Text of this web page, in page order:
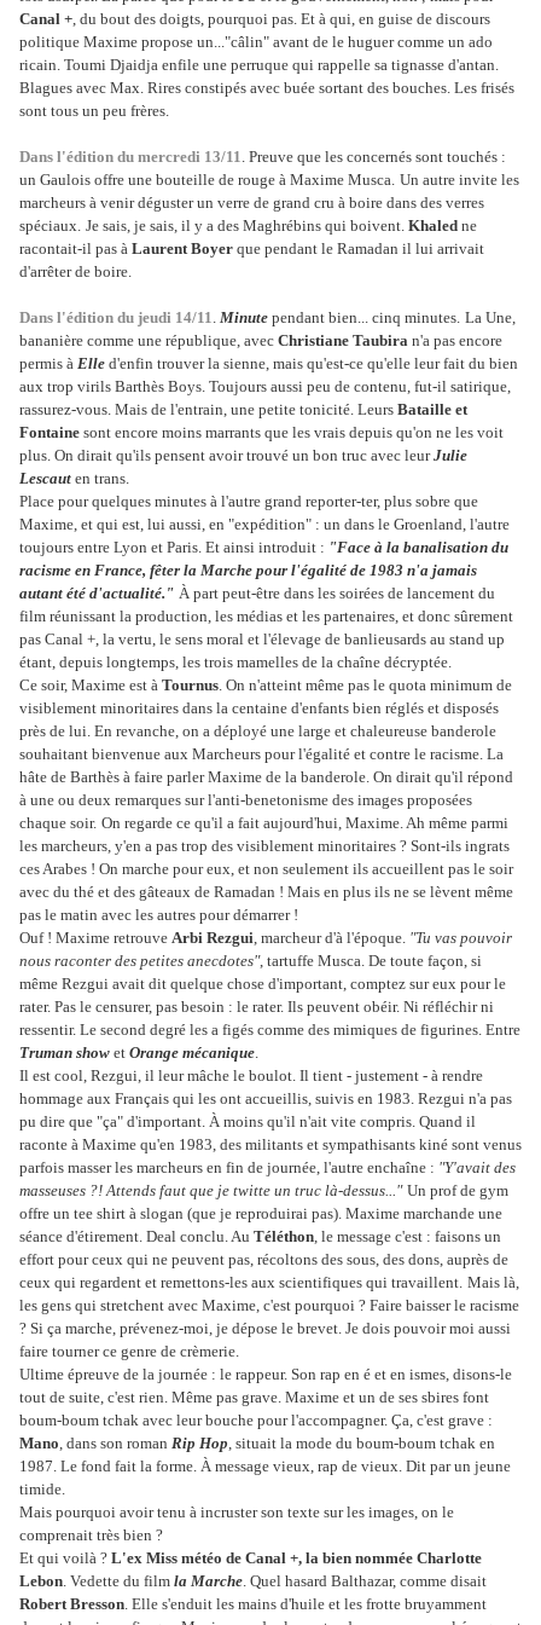
Canal +, du bout des doigts, pourquoi pas. Et à qui, en guise de discours
politique Maxime propose un..."câlin" avant de le huguer comme un ado
ricain. Toumi Djaidja enfile une perruque qui rappelle sa tignasse d'antan.
Blagues avec Max. Rires constipés avec buée sortant des bouches. Les frisés
sont tous un peu frères.
Dans l'édition du mercredi 13/11. Preuve que les concernés sont touchés :
un Gaulois offre une bouteille de rouge à Maxime Musca. Un autre invite les
marcheurs à venir déguster un verre de grand cru à boire dans des verres
spéciaux. Je sais, je sais, il y a des Maghrébins qui boivent. Khaled ne
racontait-il pas à Laurent Boyer que pendant le Ramadan il lui arrivait
d'arrêter de boire.
Dans l'édition du jeudi 14/11. Minute pendant bien... cinq minutes. La Une,
bananière comme une république, avec Christiane Taubira n'a pas encore
permis à Elle d'enfin trouver la sienne, mais qu'est-ce qu'elle leur fait du bien
aux trop virils Barthès Boys. Toujours aussi peu de contenu, fut-il satirique,
rassurez-vous. Mais de l'entrain, une petite tonicité. Leurs Bataille et
Fontaine sont encore moins marrants que les vrais depuis qu'on ne les voit
plus. On dirait qu'ils pensent avoir trouvé un bon truc avec leurJulie
Lescaut en trans.
Place pour quelques minutes à l'autre grand reporter-ter, plus sobre que
Maxime, et qui est, lui aussi, en "expédition" : un dans le Groenland, l'autre
toujours entre Lyon et Paris. Et ainsi introduit : "Face à la banalisation du
racisme en France, fêter la Marche pour l'égalité de 1983 n'a jamais
autant été d'actualité." À part peut-être dans les soirées de lancement du
film réunissant la production, les médias et les partenaires, et donc sûrement
pas Canal +, la vertu, le sens moral et l'élevage de banlieusards au stand up
étant, depuis longtemps, les trois mamelles de la chaîne décryptée.
Ce soir, Maxime est à Tournus. On n'atteint même pas le quota minimum de
visiblement minoritaires dans la centaine d'enfants bien réglés et disposés
près de lui. En revanche, on a déployé une large et chaleureuse banderole
souhaitant bienvenue aux Marcheurs pour l'égalité et contre le racisme. La
hâte de Barthès à faire parler Maxime de la banderole. On dirait qu'il répond
à une ou deux remarques sur l'anti-benetonisme des images proposées
chaque soir. On regarde ce qu'il a fait aujourd'hui, Maxime. Ah même parmi
les marcheurs, y'en a pas trop des visiblement minoritaires ? Sont-ils ingrats
ces Arabes ! On marche pour eux, et non seulement ils accueillent pas le soir
avec du thé et des gâteaux de Ramadan ! Mais en plus ils ne se lèvent même
pas le matin avec les autres pour démarrer !
Ouf ! Maxime retrouve Arbi Rezgui, marcheur d'à l'époque. "Tu vas pouvoir
nous raconter des petites anecdotes", tartuffe Musca. De toute façon, si
même Rezgui avait dit quelque chose d'important, comptez sur eux pour le
rater. Pas le censurer, pas besoin : le rater. Ils peuvent obéir. Ni réfléchir ni
ressentir. Le second degré les a figés comme des mimiques de figurines. Entre
Truman show et Orange mécanique.
Il est cool, Rezgui, il leur mâche le boulot. Il tient - justement - à rendre
hommage aux Français qui les ont accueillis, suivis en 1983. Rezgui n'a pas
pu dire que "ça" d'important. À moins qu'il n'ait vite compris. Quand il
raconte à Maxime qu'en 1983, des militants et sympathisants kiné sont venus
parfois masser les marcheurs en fin de journée, l'autre enchaîne : "Y'avait des
masseuses ?! Attends faut que je twitte un truc là-dessus..." Un prof de gym
offre un tee shirt à slogan (que je reproduirai pas). Maxime marchande une
séance d'étirement. Deal conclu. Au Téléthon, le message c'est : faisons un
effort pour ceux qui ne peuvent pas, récoltons des sous, des dons, auprès de
ceux qui regardent et remettons-les aux scientifiques qui travaillent. Mais là,
les gens qui stretchent avec Maxime, c'est pourquoi ? Faire baisser le racisme
? Si ça marche, prévenez-moi, je dépose le brevet. Je dois pouvoir moi aussi
faire tourner ce genre de crèmerie.
Ultime épreuve de la journée : le rappeur. Son rap en é et en ismes, disons-le
tout de suite, c'est rien. Même pas grave. Maxime et un de ses sbires font
boum-boum tchak avec leur bouche pour l'accompagner. Ça, c'est grave :
Mano, dans son roman Rip Hop, situait la mode du boum-boum tchak en
1987. Le fond fait la forme. À message vieux, rap de vieux. Dit par un jeune
timide.
Mais pourquoi avoir tenu à incruster son texte sur les images, on le
comprenait très bien ?
Et qui voilà ? L'ex Miss météo de Canal +, la bien nommée Charlotte
Lebon. Vedette du film la Marche. Quel hasard Balthazar, comme disait
Robert Bresson. Elle s'enduit les mains d'huile et les frotte bruyamment